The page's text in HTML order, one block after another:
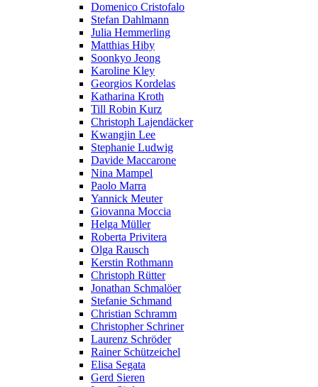
Domenico Cristofalo
Stefan Dahlmann
Julia Hemmerling
Matthias Hiby
Soonkyo Jeong
Karoline Kley
Georgios Kordelas
Katharina Kroth
Till Robin Kurz
Christoph Lajendäcker
Kwangjin Lee
Stephanie Ludwig
Davide Maccarone
Nina Mampel
Paolo Marra
Yannick Meuter
Giovanna Moccia
Helga Müller
Roberta Privitera
Olga Rausch
Kerstin Rothmann
Christoph Rütter
Jonathan Schmalöer
Stefanie Schmand
Christian Schramm
Christopher Schriner
Laurenz Schröder
Rainer Schützeichel
Elisa Segata
Gerd Sieren